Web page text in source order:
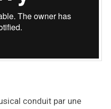
conduit par une